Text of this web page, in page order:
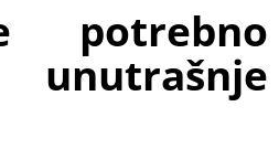
potrebno